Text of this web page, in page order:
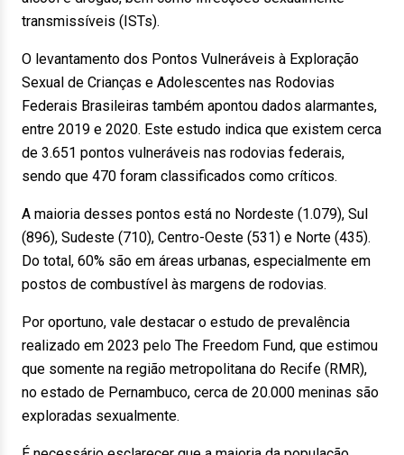
transmissíveis (ISTs).
O levantamento dos Pontos Vulneráveis à Exploração
Sexual de Crianças e Adolescentes nas Rodovias
Federais Brasileiras também apontou dados alarmantes,
entre 2019 e 2020. Este estudo indica que existem cerca
de 3.651 pontos vulneráveis nas rodovias federais,
sendo que 470 foram classificados como críticos.
A maioria desses pontos está no Nordeste (1.079), Sul
(896), Sudeste (710), Centro-Oeste (531) e Norte (435).
Do total, 60% são em áreas urbanas, especialmente em
postos de combustível às margens de rodovias.
Por oportuno, vale destacar o estudo de prevalência
realizado em 2023 pelo The Freedom Fund, que estimou
que somente na região metropolitana do Recife (RMR),
no estado de Pernambuco, cerca de 20.000 meninas são
exploradas sexualmente.